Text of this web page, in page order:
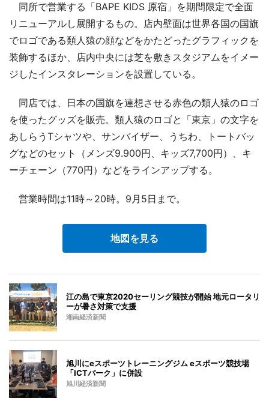
同所で営業する「BAPE KIDS 原宿」を期間限定で全面
リニューアルし展開するもの。店内壁面は世界各国の国旗
でロゴである類人猿の顔などをかたどったグラフィックを
装飾するほか、店内中央には芝を敷きスタジアムをイメー
ジしたインスタレーションを設置している。
同店では、日本の国旗を連想させる赤色の類人猿のロゴ
を使ったグッズを販売。類人猿のロゴと「東京」の文字を
あしらうTシャツや、サンバイザー、うちわ、トートバッ
グなどのセット（メンズ9.900円、キッズ7,700円）、キ
ーチェーン（770円）などをラインアップする。
営業時間は11時～20時。9月5日まで。
地図を見る
江の島で東京2020セーリング競技が開始 地元ロータリ
ーが暑さ対策で支援
湘南経済新聞
旭川にeスポーツトレーニングジム eスポーツ競技場
「ICTパーク」に併設
旭川経済新聞